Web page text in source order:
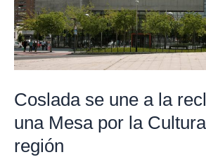
Coslada se une a la
una Mesa por la
región
la
reclamación
de
una
por
la
Cultura